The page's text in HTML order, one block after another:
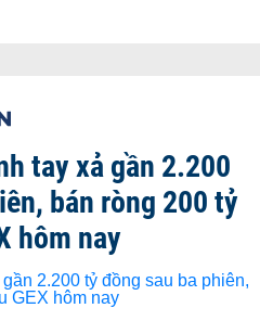
tay xả gần 2.200
bán ròng 200 tỷ
hôm nay